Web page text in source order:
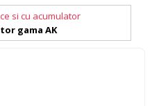
si cu acumulator
gama AK